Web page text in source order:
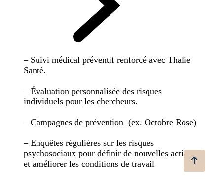
– Suivi médical préventif renforcé avec Thalie
Santé.
– Évaluation personnalisée des risques
individuels pour les chercheurs.
– Campagnes de prévention (ex. Octobre Rose)
– Enquêtes régulières sur les risques
psychosociaux pour définir de nouvelles actions
et améliorer les conditions de travail